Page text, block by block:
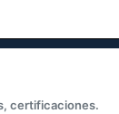
certificaciones.